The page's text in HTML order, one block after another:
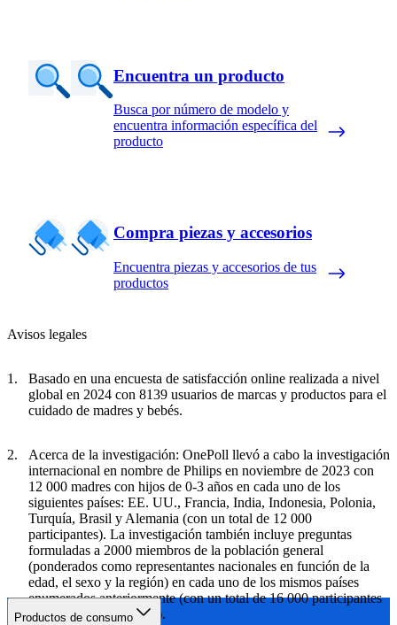
Encuentra un producto
Busca por número de modelo y
encuentra información específica del
producto
Compra piezas y accesorios
Encuentra piezas y accesorios de tus
productos
Avisos legales
Basado en una encuesta de satisfacción online realizada a nivel
global en 2024 con 8139 usuarios de marcas y productos para el
cuidado de madres y bebés.
Acerca de la investigación: OnePoll llevó a cabo la investigación
internacional en nombre de Philips en noviembre de 2023 con
12 000 madres con hijos de 0-3 años en cada uno de los
siguientes países: EE. UU., Francia, India, Indonesia, Polonia,
Turquía, Brasil y Alemania (con un total de 12 000
participantes). La investigación también incluye preguntas
formuladas a 2000 miembros de la población general
(ponderados como representantes nacionales en función de la
edad, el sexo y la región) en cada uno de los mismos países
enumerados anteriormente (con un total de 16 000 participantes
de la población general).
Productos de consumo